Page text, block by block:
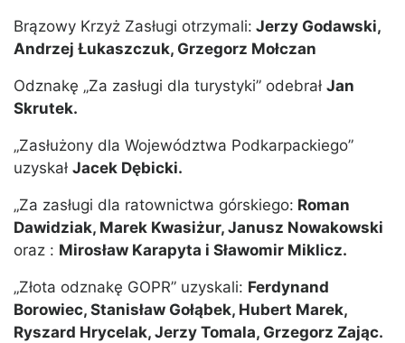
Brązowy Krzyż Zasługi otrzymali: Jerzy Godawski,
Andrzej Łukaszczuk, Grzegorz Mołczan
Odznakę „Za zasługi dla turystyki” odebrał Jan
Skrutek.
„Zasłużony dla Województwa Podkarpackiego”
uzyskał Jacek Dębicki.
„Za zasługi dla ratownictwa górskiego: Roman
Dawidziak, Marek Kwasiżur, Janusz Nowakowski
oraz : Mirosław Karapyta i Sławomir Miklicz.
„Złota odznakę GOPR” uzyskali: Ferdynand
Borowiec, Stanisław Gołąbek, Hubert Marek,
Ryszard Hrycelak, Jerzy Tomala, Grzegorz Zając.